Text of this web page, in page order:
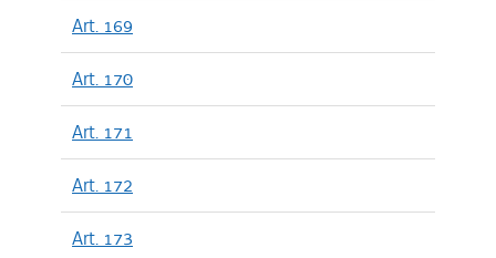
Art. 169
Art. 170
Art. 171
Art. 172
Art. 173